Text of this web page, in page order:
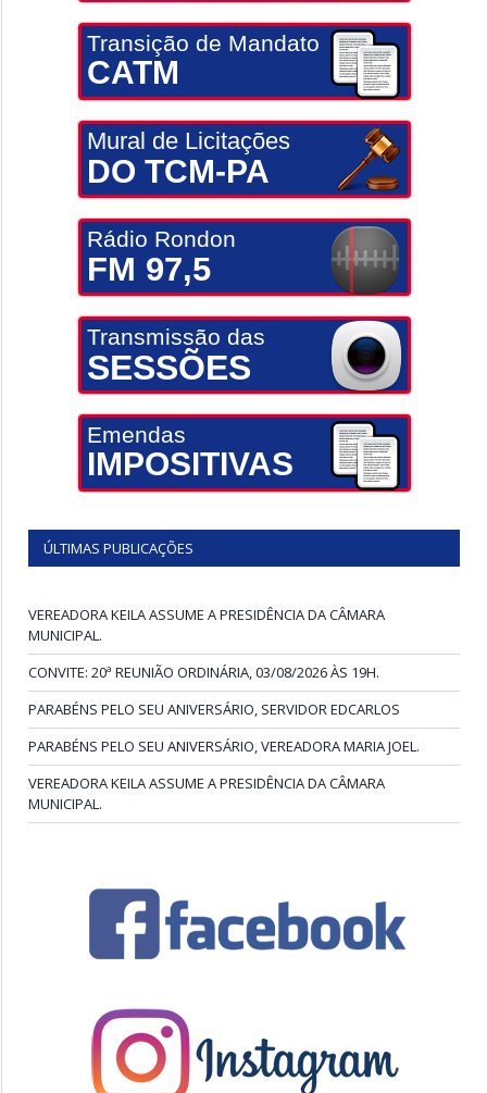
Transição de Mandato
CATM
Mural de Licitações
DO TCM-PA
Rádio Rondon
FM 97,5
Transmissão das
SESSÕES
Emendas
IMPOSITIVAS
ÚLTIMAS PUBLICAÇÕES
VEREADORA KEILA ASSUME A PRESIDÊNCIA DA CÂMARA
MUNICIPAL.
CONVITE: 20ª REUNIÃO ORDINÁRIA, 03/08/2026 ÀS 19H.
PARABÉNS PELO SEU ANIVERSÁRIO, SERVIDOR EDCARLOS
PARABÉNS PELO SEU ANIVERSÁRIO, VEREADORA MARIA JOEL.
VEREADORA KEILA ASSUME A PRESIDÊNCIA DA CÂMARA
MUNICIPAL.